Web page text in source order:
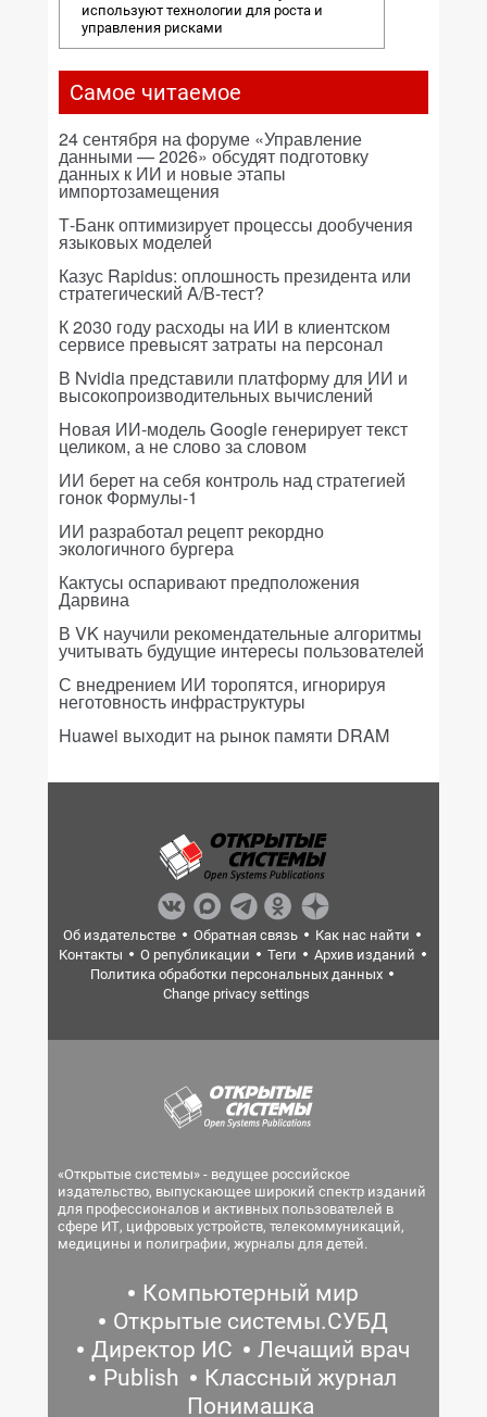
используют технологии для роста и
управления рисками
Самое читаемое
24 сентября на форуме «Управление
данными — 2026» обсудят подготовку
данных к ИИ и новые этапы
импортозамещения
Т-Банк оптимизирует процессы дообучения
языковых моделей
Казус Rapidus: оплошность президента или
стратегический A/B-тест?
К 2030 году расходы на ИИ в клиентском
сервисе превысят затраты на персонал
В Nvidia представили платформу для ИИ и
высокопроизводительных вычислений
Новая ИИ-модель Google генерирует текст
целиком, а не слово за словом
ИИ берет на себя контроль над стратегией
гонок Формулы-1
ИИ разработал рецепт рекордно
экологичного бургера
Кактусы оспаривают предположения
Дарвина
В VK научили рекомендательные алгоритмы
учитывать будущие интересы пользователей
С внедрением ИИ торопятся, игнорируя
неготовность инфраструктуры
Huawei выходит на рынок памяти DRAM
Об издательстве Обратная связь
Как нас найти
Контакты
О републикации Теги
Архив изданий
Политика обработки персональных данных
Change privacy settings
«Открытые системы» - ведущее российское
издательство, выпускающее широкий спектр изданий
для профессионалов и активных пользователей в
сфере ИТ, цифровых устройств, телекоммуникаций,
медицины и полиграфии, журналы для детей.
Компьютерный мир
Открытые системы.СУБД
Директор ИС
Лечащий врач
Publish
Классный журнал
Понимашка